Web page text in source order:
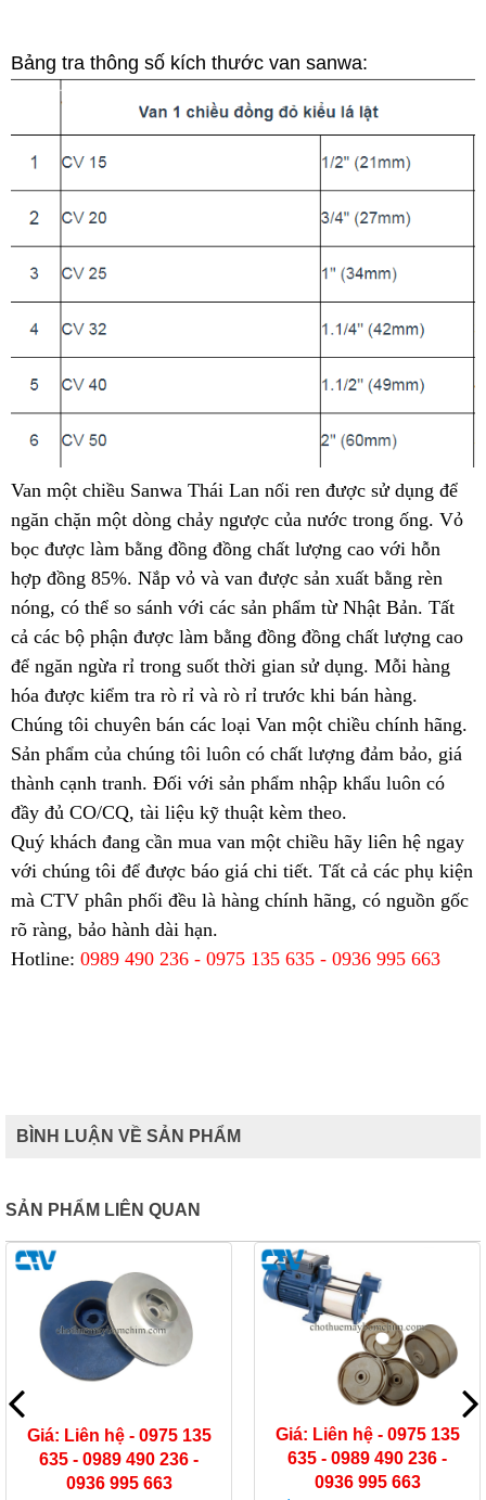
Bảng tra thông số kích thước van sanwa:
Van một chiều Sanwa Thái Lan nối ren được sử dụng để
ngăn chặn một dòng chảy ngược của nước trong ống. Vỏ
bọc được làm bằng đồng đồng chất lượng cao với hỗn
hợp đồng 85%. Nắp vỏ và van được sản xuất bằng rèn
nóng, có thể so sánh với các sản phẩm từ Nhật Bản. Tất
cả các bộ phận được làm bằng đồng đồng chất lượng cao
để ngăn ngừa rỉ trong suốt thời gian sử dụng. Mỗi hàng
hóa được kiểm tra rò rỉ và rò rỉ trước khi bán hàng.
Chúng tôi chuyên bán các loại Van một chiều chính hãng.
Sản phẩm của chúng tôi luôn có chất lượng đảm bảo, giá
thành cạnh tranh. Đối với sản phẩm nhập khẩu luôn có
đầy đủ CO/CQ, tài liệu kỹ thuật kèm theo.
Quý khách đang cần mua van một chiều hãy liên hệ ngay
với chúng tôi để được báo giá chi tiết. Tất cả các phụ kiện
mà CTV phân phối đều là hàng chính hãng, có nguồn gốc
rõ ràng, bảo hành dài hạn.
Hotline: 0989 490 236 - 0975 135 635 - 0936 995 663
BÌNH LUẬN VỀ SẢN PHẨM
SẢN PHẨM LIÊN QUAN
Giá: Liên hệ - 0975 135
635 - 0989 490 236 -
0936 995 663
Giá: Liên hệ - 0975 135